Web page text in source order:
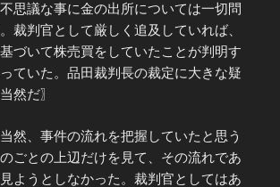
思議な事に金の出所については一切問
裁判官として厳しく追及していれば、
づいて株売買をしていたことが判明す
ていた。品田裁判長の裁定に大きな疑
然だ〗
然、事件の流れを把握していたと思う
ごとの上辺だけを見て、その流れであ
ようとしなかった。裁判官としてはあ